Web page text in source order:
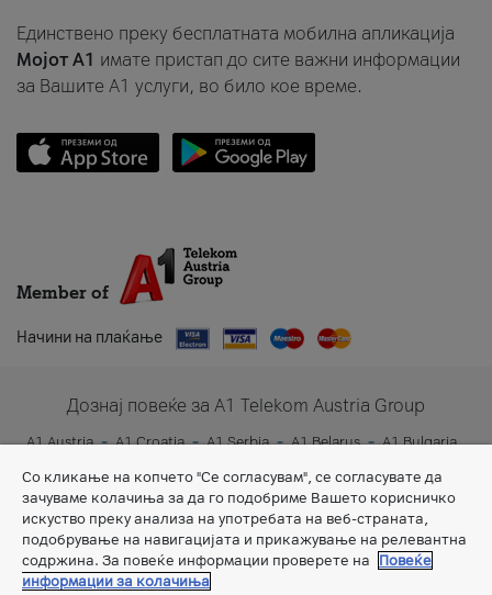
Единствено преку бесплатната мобилна апликација
Мојот A1 имате пристап до сите важни информации
за Вашите A1 услуги, во било кое време.
Member of
Начини на плаќање
Дознај повеќе за A1 Telekom Austria Group
A1 Austria A1 Croatia A1 Serbia A1 Belarus
A1 Bulgaria
A1 Slovenia
A1 Digital
Со кликање на копчето "Се согласувам", се согласувате да
зачуваме колачиња за да го подобриме Вашето корисничко
искуство преку анализа на употребата на веб-страната,
подобрување на навигацијата и прикажување на релевантна
содржина. За повеќе информации проверете на
Повеќе
информации за колачиња